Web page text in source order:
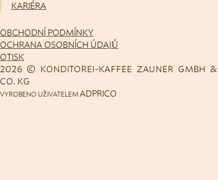
KARIÉRA
2026 © KONDITOREI-KAFFEE ZAUNER GMBH &
CO. KG
OBCHODNÍ PODMÍNKY
OCHRANA OSOBNÍCH ÚDAJŮ
OTISK
VYROBENO UŽIVATELEM ADPRICO